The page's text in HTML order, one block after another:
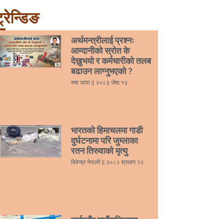
अर्थमन्त्रीलाई प्रश्नः
आम्दानीको स्रोत के
देख्नुभयो र कर्मचारीको तलब
बढाउन लाग्नुभएको ?
रुषा थापा २०८३ जेष्ठ १३
भारतको हिमाचलमा गाडी
दुर्घटनामा परि जुम्लाका
रतन तिरुवाको मृत्यु
विवेन्द्र नेपाली २०८२ श्रावण २२